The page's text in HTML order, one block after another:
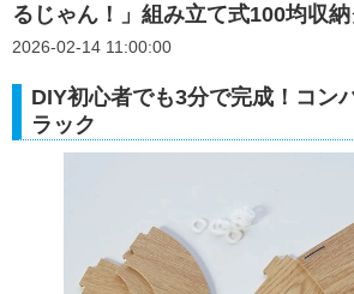
るじゃん！」組み立て式100均収
2026-02-14 11:00:00
DIY初心者でも3分で完成！コン
ラック